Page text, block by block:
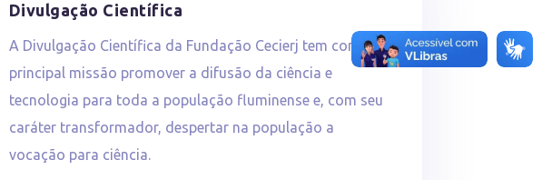
Divulgação Científica
A Divulgação Científica da Fundação Cecierj tem como
principal missão promover a difusão da ciência e
tecnologia para toda a população fluminense e, com seu
caráter transformador, despertar na população a
vocação para ciência.